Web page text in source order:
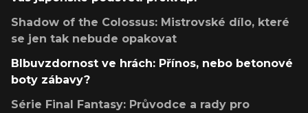
Shadow of the Colossus: Mistrovské dílo, které
se jen tak nebude opakovat
Blbuvzdornost ve hrách: Přínos, nebo betonové
boty zábavy?
Série Final Fantasy: Průvodce a rady pro